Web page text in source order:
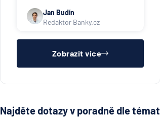
Jan Budín
Redaktor Banky.cz
Zobrazit více
Najděte dotazy v poradně dle témat